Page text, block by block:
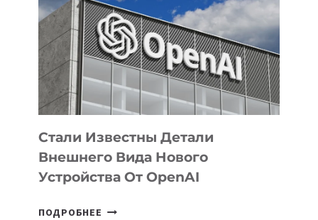
ЗАДАЧИ
ПО
РАЗВИТИЮ
ЭКОСИСТЕМЫ
ИСКУССТВЕННОГО
ИНТЕЛЛЕКТА
Стали Известны Детали
Внешнего Вида Нового
Устройства От OpenAI
ПОДРОБНЕЕ СТАЛИ